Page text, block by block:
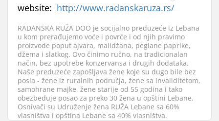
website: http://www.radanskaruza.rs/
RADANSKA RUŽA DOO je socijalno preduzeće iz Lebana
u kom prerađujemo voće i povrće i od njih pravimo
proizvode poput ajvara, malidžana, peglane paprike,
džema i slatkog. Ovo činimo ručno, na tradicionalan
način, bez upotrebe konzervansa i drugih dodataka.
Naše preduzeće zapošljava žene koje su dugo bile bez
posla - žene iz ruralnih područja, žene sa invaliditetom,
samohrane majke, žene starije od 55 godina i tako
obezbeđuje posao za preko 30 žena u opštini Lebane.
Osnivači su Udruženje žena RUŽA Lebane sa 60%
vlasništva i opština Lebane sa 40% vlasništva.